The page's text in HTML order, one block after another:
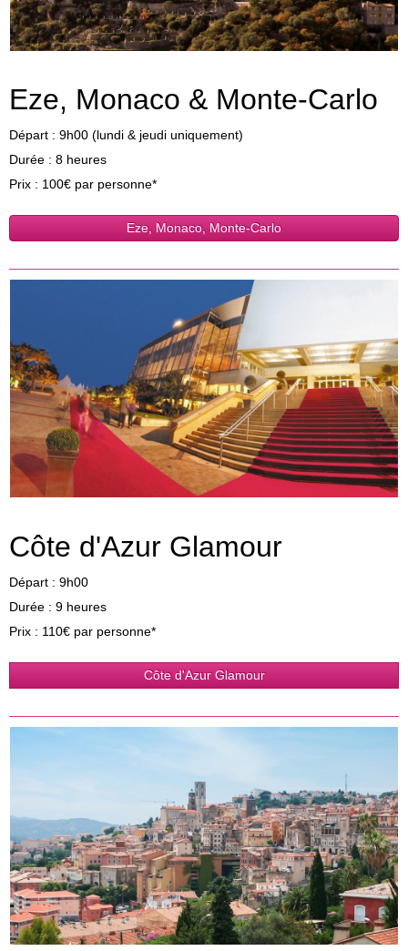
Presse
Eze, Monaco & Monte-Carlo
Départ : 9h00 (lundi & jeudi uniquement)
Durée : 8 heures
Prix : 100€ par personne*
Eze, Monaco, Monte-Carlo
Côte d'Azur Glamour
Départ : 9h00
Durée : 9 heures
Prix : 110€ par personne*
Côte d'Azur Glamour